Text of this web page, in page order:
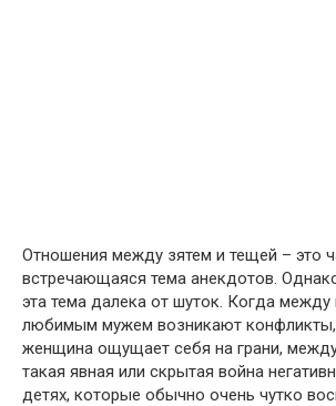
Отношения между зятем и тещей – это
встречающаяся тема анекдотов.
эта тема далека от шуток. Когда
любимым мужем возникают
женщина ощущает себя на грани,
такая явная или скрытая война
детях, которые обычно очень чутко